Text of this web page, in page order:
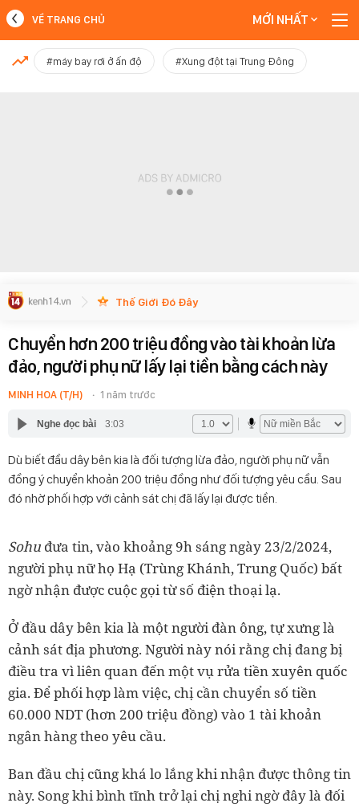
MỚI NHẤT
VỀ TRANG CHỦ MỚI NHẤT
#máy bay rơi ở ấn độ #Xung đột tại Trung Đông
Thế Giới Đó Đây
Chuyển hơn 200 triệu đồng vào tài khoản lừa
đảo, người phụ nữ lấy lại tiền bằng cách này
MINH HOA (T/H) 1 năm trước
Nghe đọc bài 3:03
Dù biết đầu dây bên kia là đối tượng lừa đảo, người phụ nữ vẫn
đồng ý chuyển khoản 200 triệu đồng như đối tượng yêu cầu. Sau
đó nhờ phối hợp với cảnh sát chị đã lấy lại được tiền.
Sohu đưa tin, vào khoảng 9h sáng ngày 23/2/2024,
người phụ nữ họ Hạ (Trùng Khánh, Trung Quốc) bất
ngờ nhận được cuộc gọi từ số điện thoại lạ.
Ở đầu dây bên kia là một người đàn ông, tự xưng là
cảnh sát địa phương. Người này nói rằng chị đang bị
điều tra vì liên quan đến một vụ rửa tiền xuyên quốc
gia. Để phối hợp làm việc, chị cần chuyển số tiền
60.000 NDT (hơn 200 triệu đồng) vào 1 tài khoản
ngân hàng theo yêu cầu.
Ban đầu chị cũng khá lo lắng khi nhận được thông tin
này. Song khi bình tĩnh trở lại chị nghi ngờ đây là đối